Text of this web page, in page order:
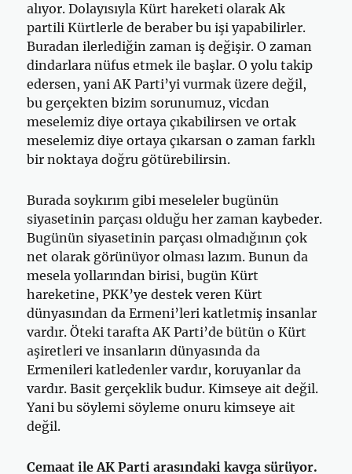
alıyor. Dolayısıyla Kürt hareketi olarak Ak
partili Kürtlerle de beraber bu işi yapabilirler.
Buradan ilerlediğin zaman iş değişir. O zaman
dindarlara nüfus etmek ile başlar. O yolu takip
edersen, yani AK Parti’yi vurmak üzere değil,
bu gerçekten bizim sorunumuz, vicdan
meselemiz diye ortaya çıkabilirsen ve ortak
meselemiz diye ortaya çıkarsan o zaman farklı
bir noktaya doğru götürebilirsin.
Burada soykırım gibi meseleler bugünün
siyasetinin parçası olduğu her zaman kaybeder.
Bugünün siyasetinin parçası olmadığının çok
net olarak görünüyor olması lazım. Bunun da
mesela yollarından birisi, bugün Kürt
hareketine, PKK’ye destek veren Kürt
dünyasından da Ermeni’leri katletmiş insanlar
vardır. Öteki tarafta AK Parti’de bütün o Kürt
aşiretleri ve insanların dünyasında da
Ermenileri katledenler vardır, koruyanlar da
vardır. Basit gerçeklik budur. Kimseye ait değil.
Yani bu söylemi söyleme onuru kimseye ait
değil.
Cemaat ile AK Parti arasındaki kavga sürüyor.